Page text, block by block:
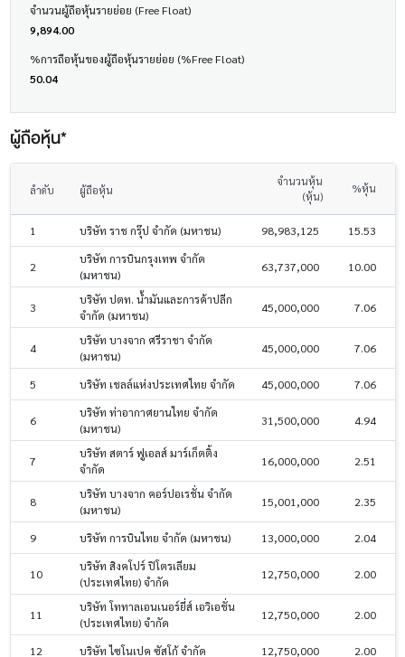
จำนวนผู้ถือหุ้นรายย่อย (Free Float)
9,894.00
%การถือหุ้นของผู้ถือหุ้นรายย่อย (%Free Float)
50.04
ผู้ถือหุ้น*
ลำดับ ผู้ถือหุ้น
จำนวนหุ้น
(หุ้น)
%หุ้น
1 บริษัท ราช กรุ๊ป จำกัด (มหาชน) 98,983,125 15.53
2
บริษัท การบินกรุงเทพ จำกัด
(มหาชน)
63,737,000 10.00
3
บริษัท ปตท. น้ำมันและการค้าปลีก
จำกัด (มหาชน)
45,000,000 7.06
4
บริษัท บางจาก ศรีราชา จำกัด
(มหาชน)
45,000,000 7.06
5 บริษัท เชลล์แห่งประเทศไทย จำกัด 45,000,000 7.06
6
บริษัท ท่าอากาศยานไทย จำกัด
(มหาชน)
31,500,000 4.94
7
บริษัท สตาร์ ฟูเอลส์ มาร์เก็ตติ้ง
จำกัด
16,000,000 2.51
8
บริษัท บางจาก คอร์ปอเรชั่น จำกัด
(มหาชน)
15,001,000 2.35
9 บริษัท การบินไทย จำกัด (มหาชน) 13,000,000 2.04
10
บริษัท สิงคโปร์ ปิโตรเลียม
(ประเทศไทย) จำกัด
12,750,000 2.00
11
บริษัท โททาลเอนเนอร์ยี่ส์ เอวิเอชั่น
(ประเทศไทย) จำกัด
12,750,000 2.00
12 บริษัท ไซโนเปค ซัสโก้ จำกัด 12,750,000 2.00